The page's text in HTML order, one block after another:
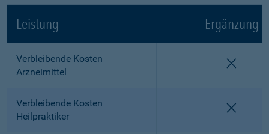
Leistung Ergänzung
Verbleibende Kosten
Arzneimittel
Verbleibende Kosten
Heilpraktiker